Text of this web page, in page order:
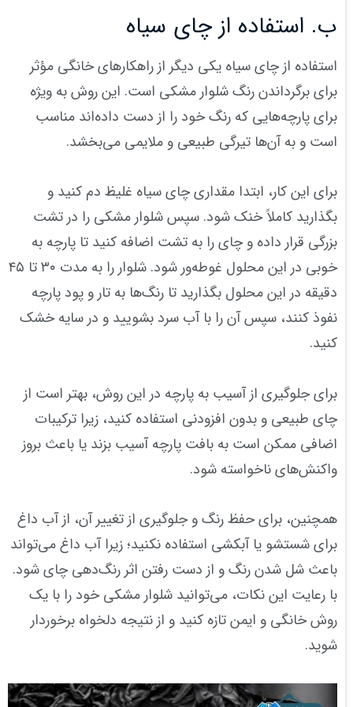
ب. استفاده از چای سیاه
استفاده از چای سیاه یکی دیگر از راهکارهای خانگی مؤثر
برای برگرداندن رنگ شلوار مشکی است. این روش به ویژه
برای پارچه‌هایی که رنگ خود را از دست داده‌اند مناسب
است و به آن‌ها تیرگی طبیعی و ملایمی می‌بخشد.
برای این کار، ابتدا مقداری چای سیاه غلیظ دم کنید و
بگذارید کاملاً خنک شود. سپس شلوار مشکی را در تشت
بزرگی قرار داده و چای را به تشت اضافه کنید تا پارچه به
خوبی در این محلول غوطه‌ور شود. شلوار را به مدت ۳۰ تا ۴۵
دقیقه در این محلول بگذارید تا رنگ‌ها به تار و پود پارچه
نفوذ کنند، سپس آن را با آب سرد بشویید و در سایه خشک
کنید.
برای جلوگیری از آسیب به پارچه در این روش، بهتر است از
چای طبیعی و بدون افزودنی استفاده کنید، زیرا ترکیبات
اضافی ممکن است به بافت پارچه آسیب بزند یا باعث بروز
واکنش‌های ناخواسته شود.
همچنین، برای حفظ رنگ و جلوگیری از تغییر آن، از آب داغ
برای شستشو یا آبکشی استفاده نکنید؛ زیرا آب داغ می‌تواند
باعث شل شدن رنگ و از دست رفتن اثر رنگ‌دهی چای شود.
با رعایت این نکات، می‌توانید شلوار مشکی خود را با یک
روش خانگی و ایمن تازه کنید و از نتیجه دلخواه برخوردار
شوید.